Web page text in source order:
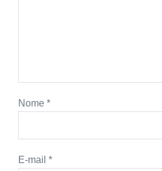
Nome *
E-mail *